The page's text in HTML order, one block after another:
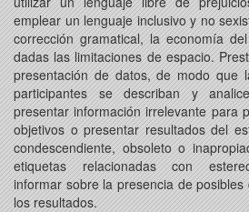
emplear un lenguaje inclusivo y no
corrección gramatical, la economía
dadas las limitaciones de espacio.
presentación de datos, de modo que
participantes se describan y
presentar información irrelevante para
objetivos o presentar resultados del
condescendiente, obsoleto o
etiquetas relacionadas con
informar sobre la presencia de
los resultados.